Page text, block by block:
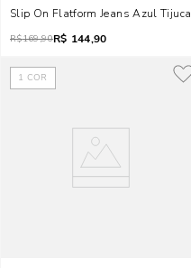
Slip On Flatform Jeans Azul Tijuca
R$169,90R$ 144,90
1 COR